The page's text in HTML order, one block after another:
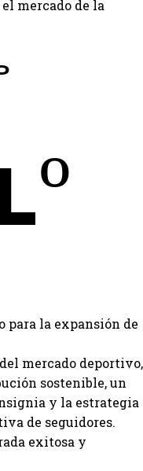
mercado de la
para la expansión de
mercado deportivo,
sostenible, un
y la estrategia
de seguidores.
exitosa y